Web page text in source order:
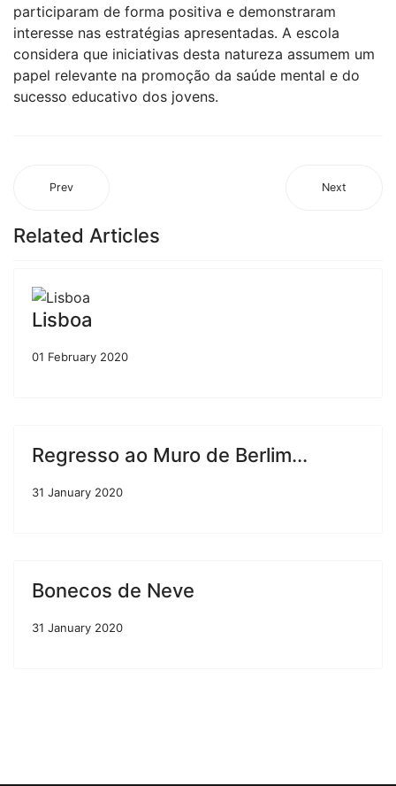
participaram de forma positiva e demonstraram
interesse nas estratégias apresentadas. A escola
considera que iniciativas desta natureza assumem um
papel relevante na promoção da saúde mental e do
sucesso educativo dos jovens.
Prev Next
Related Articles
Lisboa
01 February 2020
Regresso ao Muro de Berlim...
31 January 2020
Bonecos de Neve
31 January 2020